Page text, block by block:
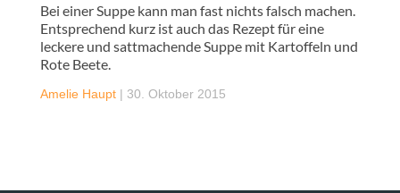
Bei einer Suppe kann man fast nichts falsch machen.
Entsprechend kurz ist auch das Rezept für eine
leckere und sattmachende Suppe mit Kartoffeln und
Rote Beete.
Amelie Haupt | 30. Oktober 2015